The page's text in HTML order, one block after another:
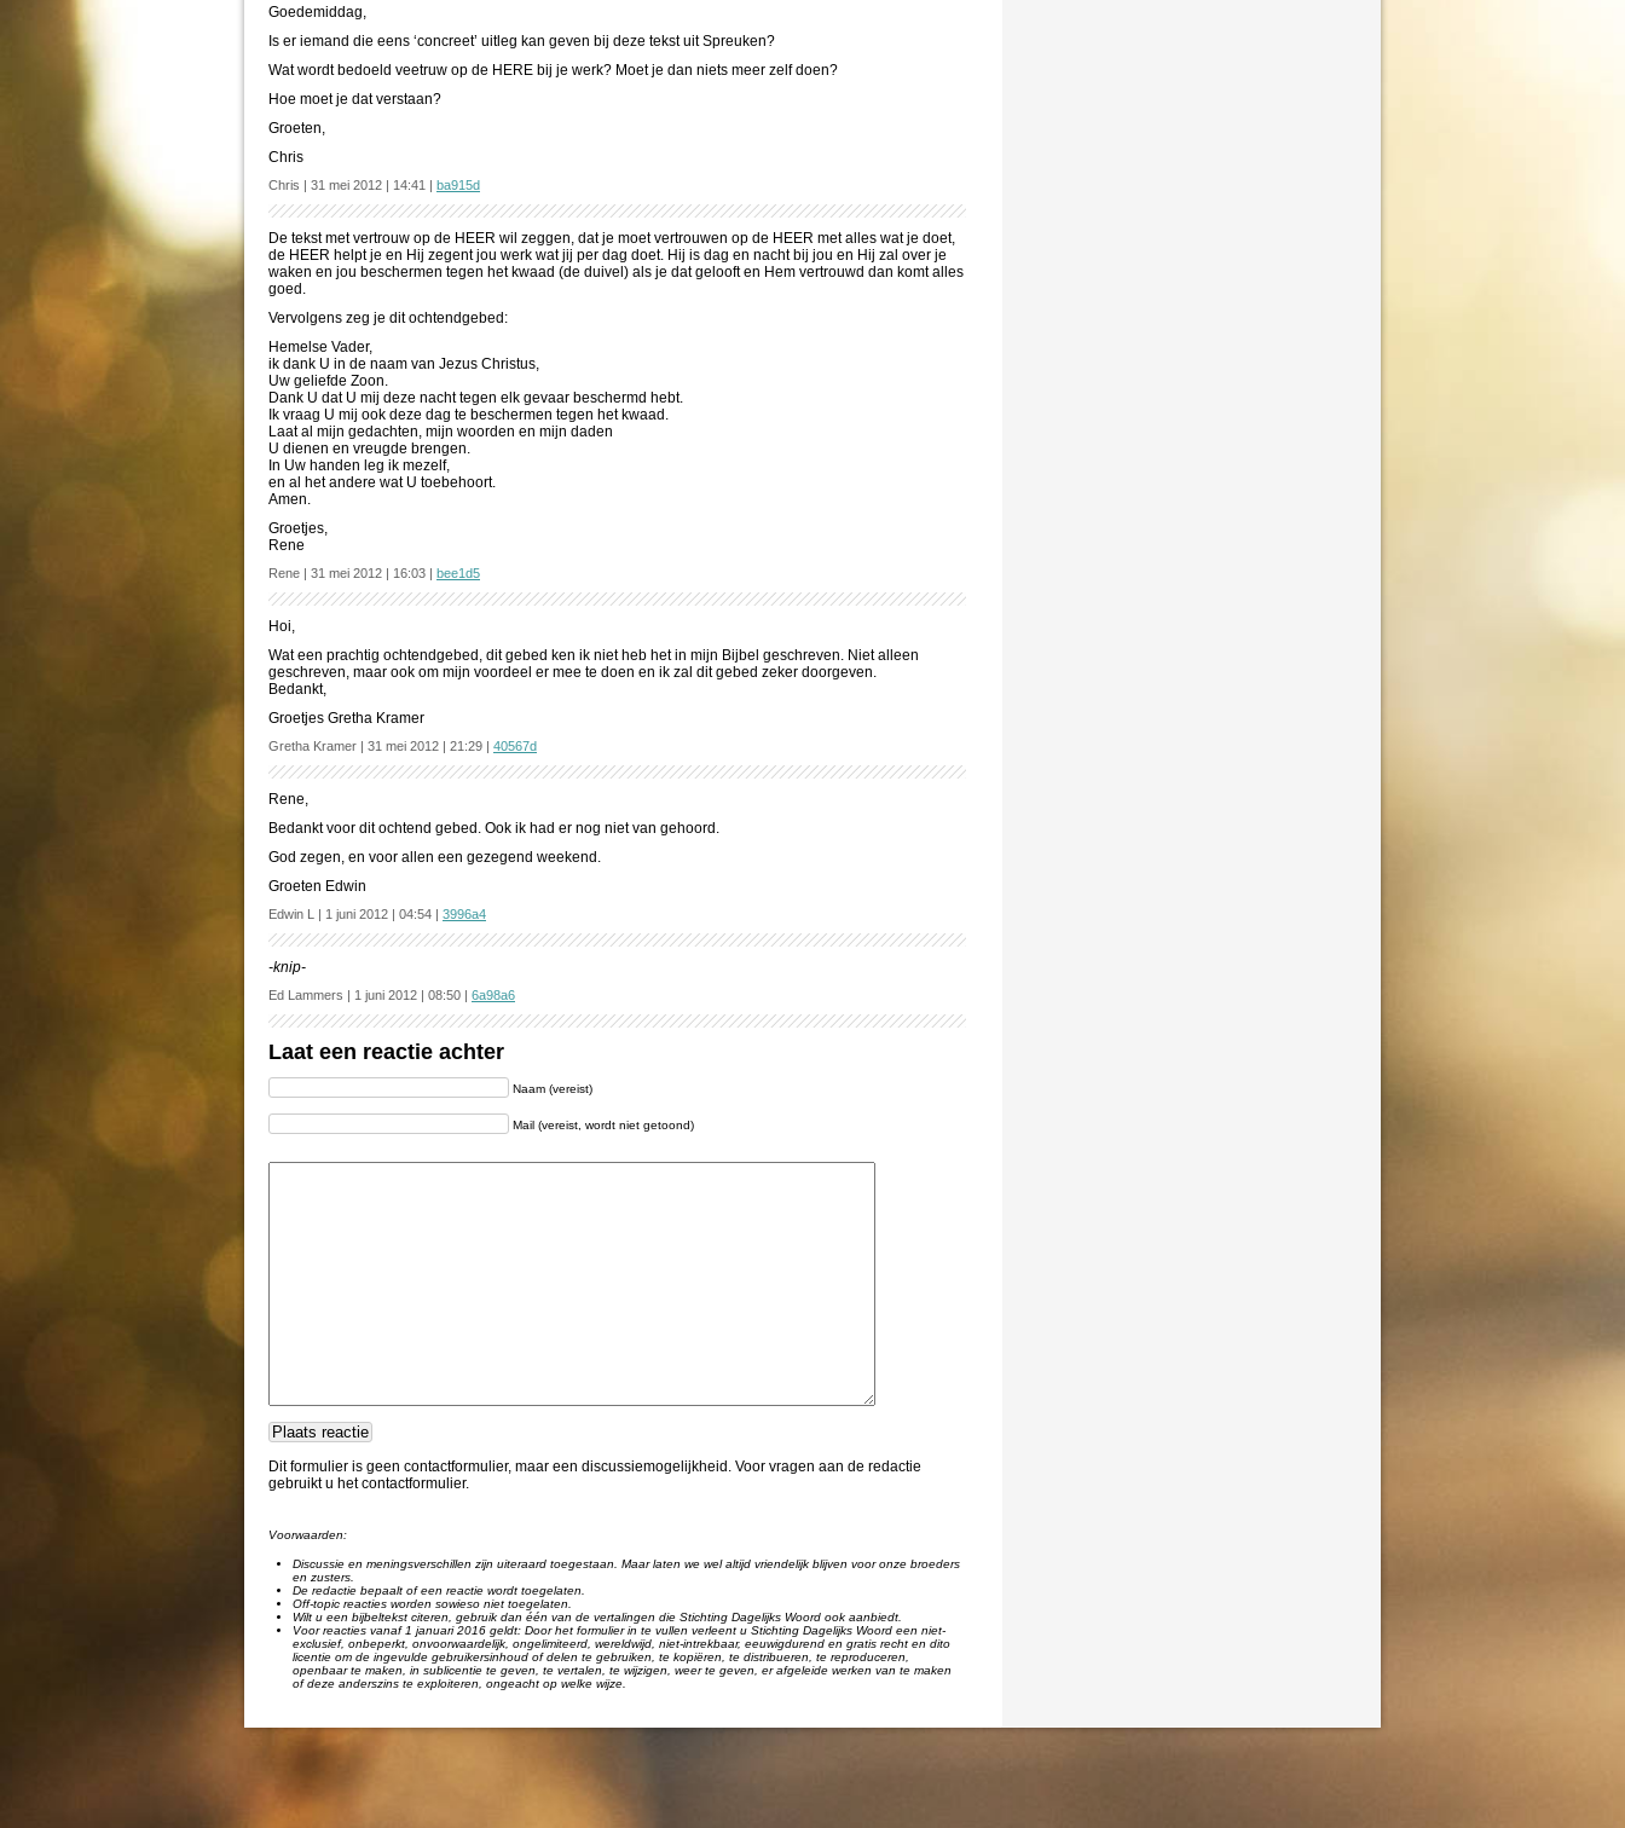
Goedemiddag,
Is er iemand die eens ‘concreet’ uitleg kan geven bij deze tekst uit Spreuken?
Wat wordt bedoeld veetruw op de HERE bij je werk? Moet je dan niets meer zelf doen?
Hoe moet je dat verstaan?
Groeten,
Chris
Chris | 31 mei 2012 | 14:41 | ba915d
De tekst met vertrouw op de HEER wil zeggen, dat je moet vertrouwen op de HEER met alles wat je doet,
de HEER helpt je en Hij zegent jou werk wat jij per dag doet. Hij is dag en nacht bij jou en Hij zal over je
waken en jou beschermen tegen het kwaad (de duivel) als je dat gelooft en Hem vertrouwd dan komt alles
goed.
Vervolgens zeg je dit ochtendgebed:
Hemelse Vader,
ik dank U in de naam van Jezus Christus,
Uw geliefde Zoon.
Dank U dat U mij deze nacht tegen elk gevaar beschermd hebt.
Ik vraag U mij ook deze dag te beschermen tegen het kwaad.
Laat al mijn gedachten, mijn woorden en mijn daden
U dienen en vreugde brengen.
In Uw handen leg ik mezelf,
en al het andere wat U toebehoort.
Amen.
Groetjes,
Rene
Rene | 31 mei 2012 | 16:03 | bee1d5
Hoi,
Wat een prachtig ochtendgebed, dit gebed ken ik niet heb het in mijn Bijbel geschreven. Niet alleen
geschreven, maar ook om mijn voordeel er mee te doen en ik zal dit gebed zeker doorgeven.
Bedankt,
Groetjes Gretha Kramer
Gretha Kramer | 31 mei 2012 | 21:29 | 40567d
Rene,
Bedankt voor dit ochtend gebed. Ook ik had er nog niet van gehoord.
God zegen, en voor allen een gezegend weekend.
Groeten Edwin
Edwin L | 1 juni 2012 | 04:54 | 3996a4
-knip-
Ed Lammers | 1 juni 2012 | 08:50 | 6a98a6
Laat een reactie achter
Naam (vereist)
Mail (vereist, wordt niet getoond)
Dit formulier is geen contactformulier, maar een discussiemogelijkheid. Voor vragen aan de redactie
gebruikt u het contactformulier.
Voorwaarden:
Discussie en meningsverschillen zijn uiteraard toegestaan. Maar laten we wel altijd vriendelijk blijven voor onze broeders
en zusters.
De redactie bepaalt of een reactie wordt toegelaten.
Off-topic reacties worden sowieso niet toegelaten.
Wilt u een bijbeltekst citeren, gebruik dan één van de vertalingen die Stichting Dagelijks Woord ook aanbiedt.
Voor reacties vanaf 1 januari 2016 geldt: Door het formulier in te vullen verleent u Stichting Dagelijks Woord een niet-
exclusief, onbeperkt, onvoorwaardelijk, ongelimiteerd, wereldwijd, niet-intrekbaar, eeuwigdurend en gratis recht en dito
licentie om de ingevulde gebruikersinhoud of delen te gebruiken, te kopiëren, te distribueren, te reproduceren,
openbaar te maken, in sublicentie te geven, te vertalen, te wijzigen, weer te geven, er afgeleide werken van te maken
of deze anderszins te exploiteren, ongeacht op welke wijze.